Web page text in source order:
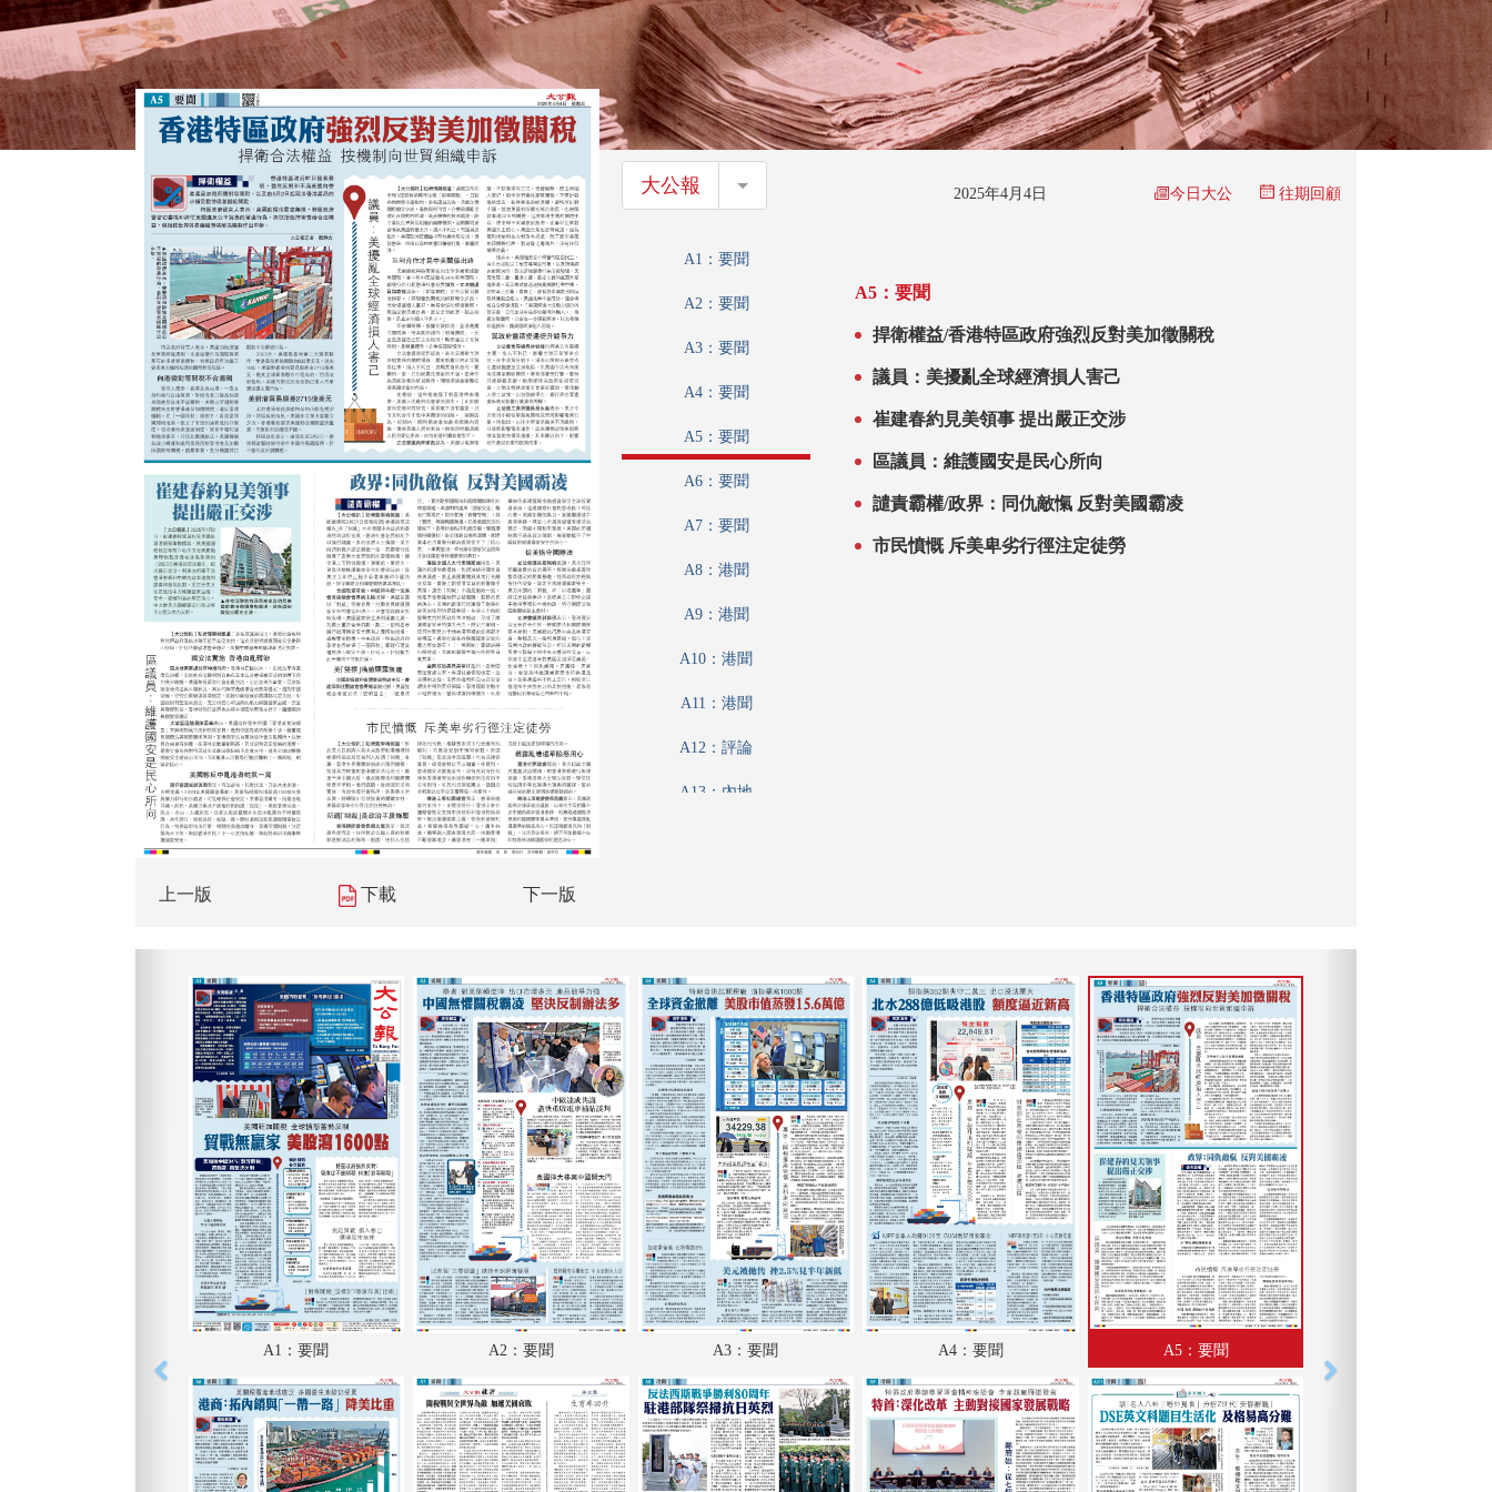
上一版 下載 下一版
大公報 大公報 2025年4月4日 今日大公 往期回顧
A1：要聞
A2：要聞
A3：要聞
A4：要聞
A5：要聞
A6：要聞
A7：要聞
A8：港聞
A9：港聞
A10：港聞
A11：港聞
A12：評論
A13：內地
A18：兩岸
A19：國際
A20：國際
B1：體育
B2：體育
B3：大公園
B4：小公園
B5：副刊
A5：要聞
捍衛權益/香港特區政府強烈反對美加徵關稅
議員：美擾亂全球經濟損人害己
崔建春約見美領事 提出嚴正交涉
區議員：維護國安是民心所向
譴責霸權/政界：同仇敵愾 反對美國霸凌
市民憤慨 斥美卑劣行徑注定徒勞
A1：要聞 A2：要聞 A3：要聞 A4：要聞 A5：要聞